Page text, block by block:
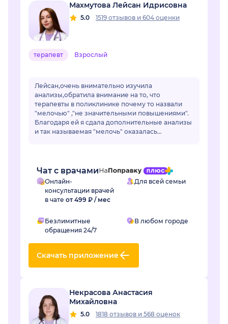
Махмутова Лейсан Идрисовна
5.0 1519 отзывов и 604 оценки
терапевт Взрослый
Лейсан,очень внимательно изучила
анализы,обратила внимание на то, что
терапевты в поликлинике почему то назвали
"мелочью" ,"не значительными повышениями".
Благодаря ей я сдала дополнительные анализы
и так называемая "мелочь" оказалась
Чат с врачами
Онлайн-
консультации врачей
в чате от 499 ₽ / мес
Для всей семьи
Безлимитные
обращения 24/7
В любом городе
Скачать приложение
Некрасова Анастасия
Михайловна
5.0 1818 отзывов и 568 оценок